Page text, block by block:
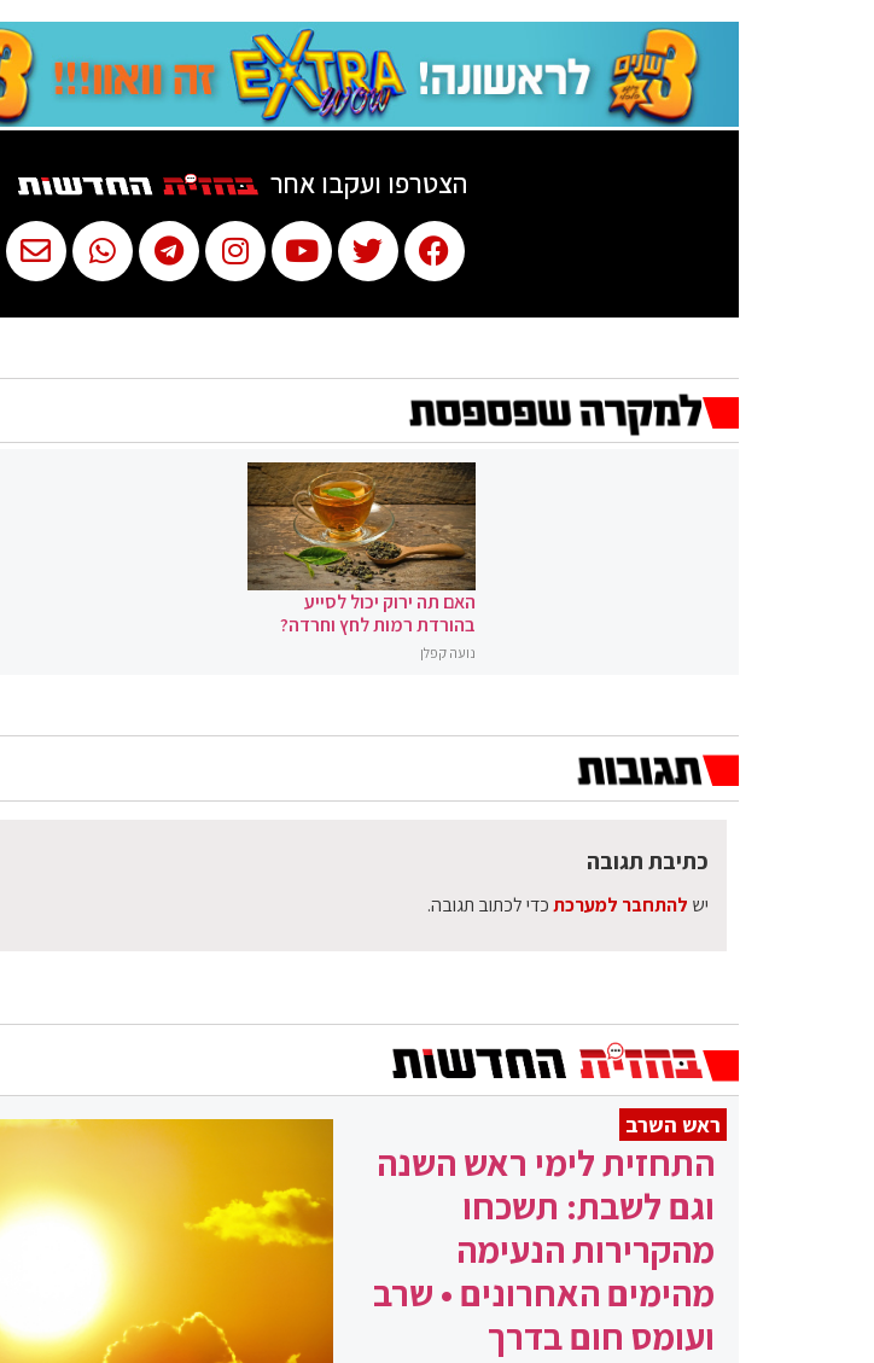
הצטרפו ועקבו אחר
האם תה ירוק יכול לסייע
בהורדת רמות לחץ וחרדה?
נועה קפלן
כתיבת תגובה
יש להתחבר למערכתכדי לכתוב תגובה.
ראש השרב
התחזית לימי ראש השנה
וגם לשבת: תשכחו
מהקרירות הנעימה
מהימים האחרונים • שרב
ועומס חום בדרך